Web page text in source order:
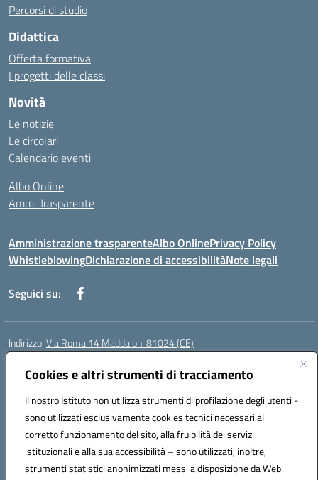
Cookies e altri strumenti di tracciamento
Il nostro Istituto non utilizza strumenti di profilazione degli utenti -
sono utilizzati esclusivamente cookies tecnici necessari al
corretto funzionamento del sito, alla fruibilità dei servizi
istituzionali e alla sua accessibilità – sono utilizzati, inoltre,
strumenti statistici anonimizzati messi a disposizione da Web
Percorsi di studio
Didattica
Offerta formativa
I progetti delle classi
Novità
Le notizie
Le circolari
Calendario eventi
Albo Online
Amm. Trasparente
Amministrazione trasparenteAlbo OnlinePrivacy Policy
WhistleblowingDichiarazione di accessibilitàNote legali
Seguici su:
Indirizzo:Via Roma 14 Maddaloni 81024 (CE)
Centralino:
Posta elettronica certificata (PEC):ceic8an00r@pec.istruzione.it
Codice fiscale: 80006190617
Codice meccanografico:CEIC8AN00R
Codice Indice delle Pubbliche Amministrazioni (IPA): icmvce
Codice unico di fatturazione (CUF): UFORSV